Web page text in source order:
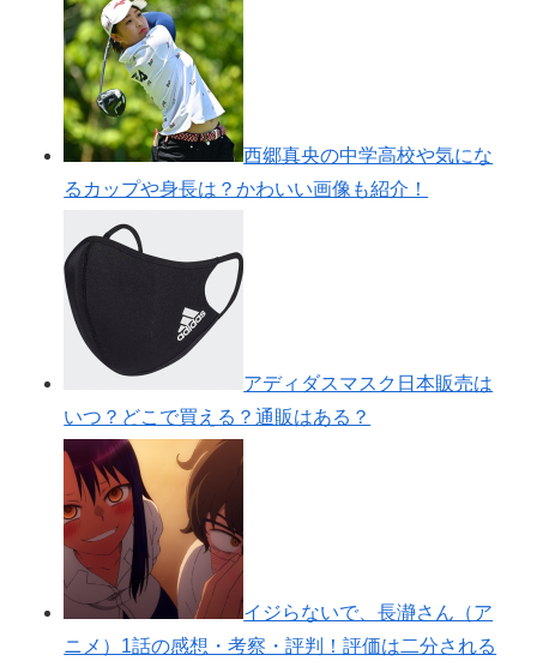
西郷真央の中学高校や気にな
るカップや身長は？かわいい画像も紹介！
アディダスマスク日本販売は
いつ？どこで買える？通販はある？
イジらないで、長瀞さん（ア
ニメ）1話の感想・考察・評判！評価は二分される